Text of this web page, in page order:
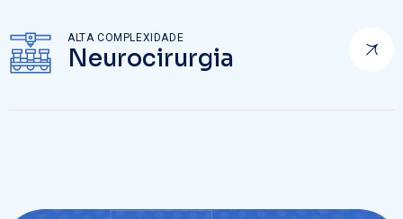
Neurocirurgia
ALTA COMPLEXIDADE